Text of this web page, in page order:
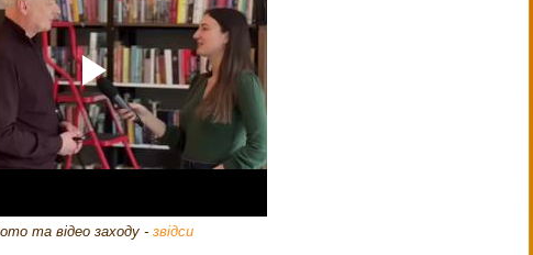
та відео заходу - звідси